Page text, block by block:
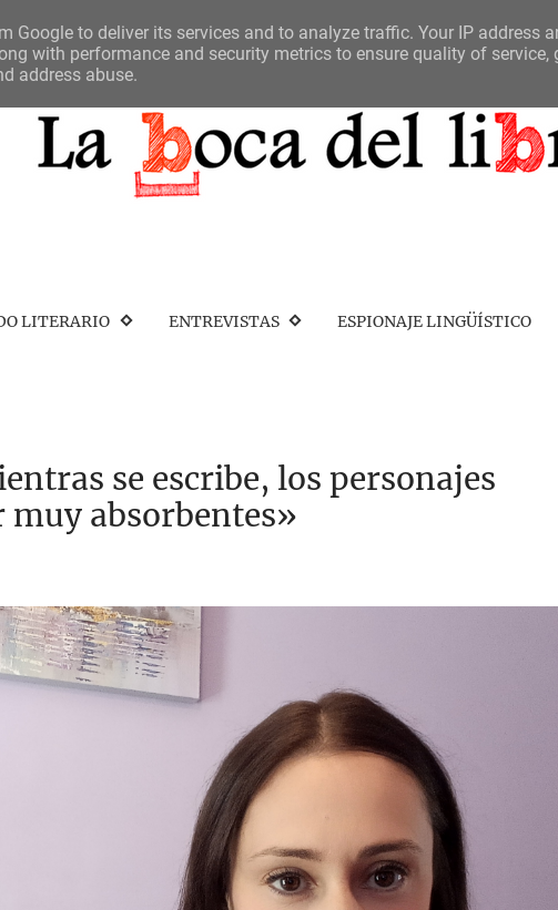
LITERARIO ENTREVISTAS ESPIONAJE LINGÜÍSTICO
se escribe, los personajes
muy absorbentes»
Google to deliver its services and to analyze traffic. Your IP address
with performance and security metrics to ensure quality of service,
address abuse.